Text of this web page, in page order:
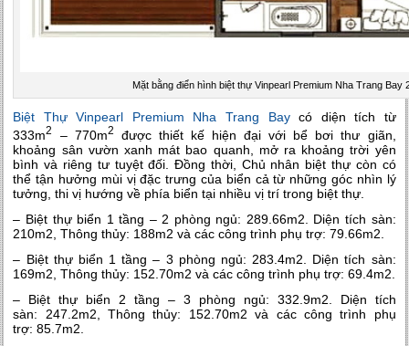
Mặt bằng điển hình biệt thự Vinpearl Premium Nha Trang Bay
Biệt Thự Vinpearl Premium Nha Trang Baycó diện tích từ
333m2 – 770m2
được thiết kế hiện đại với bể bơi thư giãn,
khoảng sân vườn xanh mát bao quanh, mở ra khoảng trời yên
bình và riêng tư tuyệt đối. Đồng thời, Chủ nhân biệt thự còn có
thể tận hưởng mùi vị đặc trưng của biển cả từ những góc nhìn lý
tưởng, thi vị hướng về phía biển tại nhiều vị trí trong biệt thự.
– Biệt thự biển 1 tầng – 2 phòng ngủ: 289.66m2. Diện tích sàn:
210m2, Thông thủy: 188m2 và các công trình phụ trợ: 79.66m2.
– Biệt thự biển 1 tầng – 3 phòng ngủ: 283.4m2. Diện tích sàn:
169m2, Thông thủy: 152.70m2 và các công trình phụ trợ: 69.4m2.
– Biệt thự biển 2 tầng – 3 phòng ngủ: 332.9m2. Diện tích
sàn: 247.2m2, Thông thủy: 152.70m2 và
các công trình phụ
trợ: 85.7m2.